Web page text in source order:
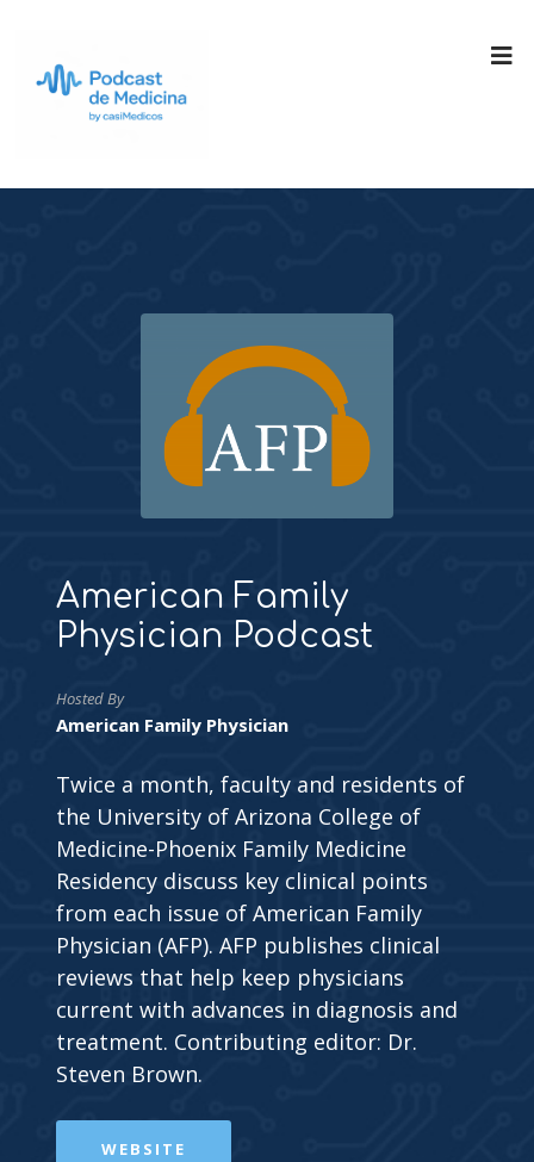
American Family
Physician Podcast
Hosted By
American Family Physician
Twice a month, faculty and residents of
the University of Arizona College of
Medicine-Phoenix Family Medicine
Residency discuss key clinical points
from each issue of American Family
Physician (AFP). AFP publishes clinical
reviews that help keep physicians
current with advances in diagnosis and
treatment. Contributing editor: Dr.
Steven Brown.
WEBSITE